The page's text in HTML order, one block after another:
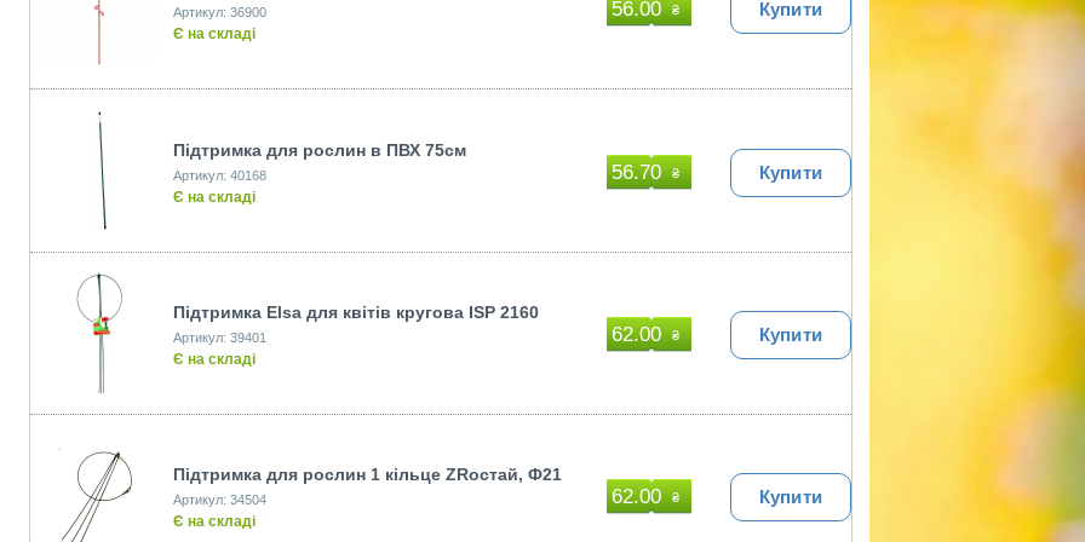
Артикул: 36900
Є на складі
56.00 ₴ Купити
Підтримка для рослин в ПВХ 75см
Артикул: 40168
Є на складі
56.70 ₴ Купити
Підтримка Elsa для квітів кругова ISP 2160
Артикул: 39401
Є на складі
62.00 ₴ Купити
Підтримка для рослин 1 кільце ZRостай, Ф21
Артикул: 34504
Є на складі
62.00 ₴ Купити